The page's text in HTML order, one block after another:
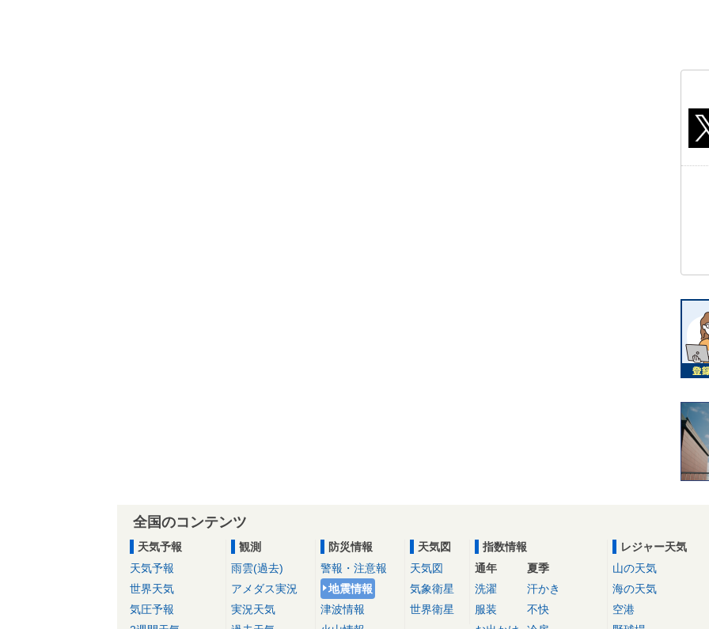
全国のコンテンツ
天気予報
天気予報
世界天気
気圧予報
観測
雨雲(過去)
アメダス実況
実況天気
防災情報
警報・注意報
地震情報
津波情報
天気図
天気図
気象衛星
世界衛星
指数情報
通年
洗濯
服装
夏季
汗かき
不快
レジャー天気
山の天気
海の天気
空港